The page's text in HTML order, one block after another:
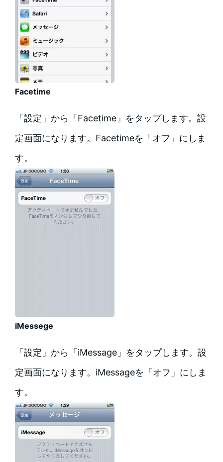
Facetime
「設定」から「Facetime」をタップします。設
定画面になります。Facetimeを「オフ」にしま
す。
iMessege
「設定」から「iMessage」をタップします。設
定画面になります。iMessageを「オフ」にしま
す。